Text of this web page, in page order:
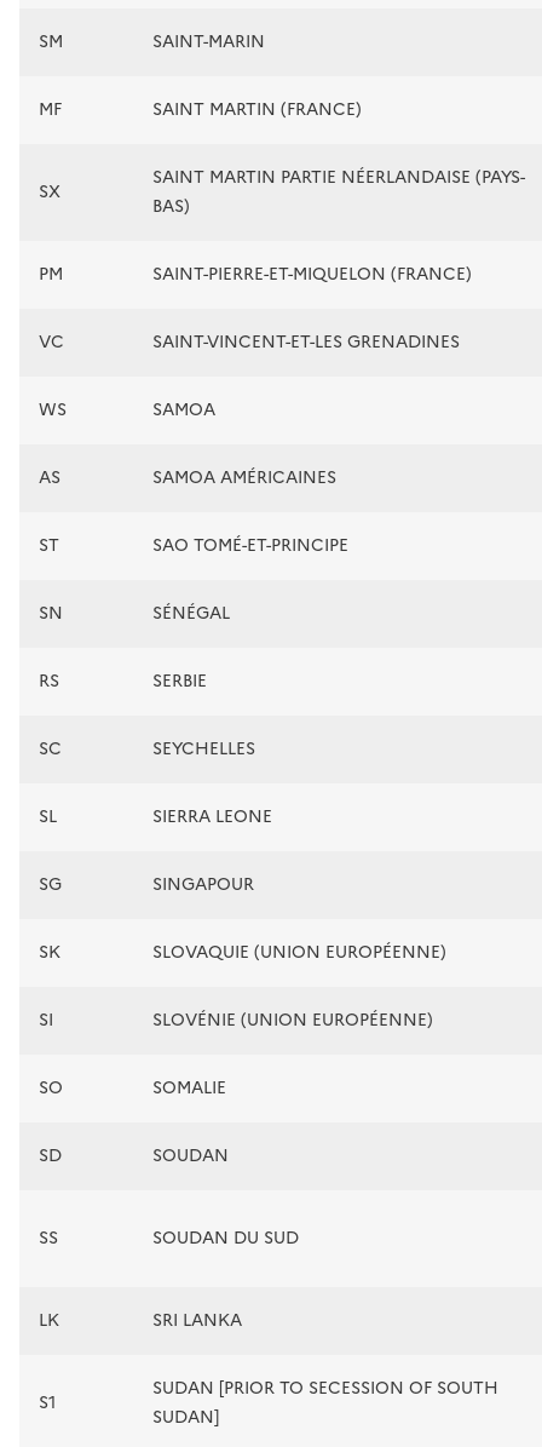
SM SAINT-MARIN
MF SAINT MARTIN (FRANCE)
SX
SAINT MARTIN PARTIE NÉERLANDAISE (PAYS-
BAS)
PM SAINT-PIERRE-ET-MIQUELON (FRANCE)
VC SAINT-VINCENT-ET-LES GRENADINES
WS SAMOA
AS SAMOA AMÉRICAINES
ST SAO TOMÉ-ET-PRINCIPE
SN SÉNÉGAL
RS SERBIE
SC SEYCHELLES
SL SIERRA LEONE
SG SINGAPOUR
SK SLOVAQUIE (UNION EUROPÉENNE)
SI SLOVÉNIE (UNION EUROPÉENNE)
SO SOMALIE
SD SOUDAN
SS SOUDAN DU SUD
LK SRI LANKA
S1
SUDAN [PRIOR TO SECESSION OF SOUTH
SUDAN]